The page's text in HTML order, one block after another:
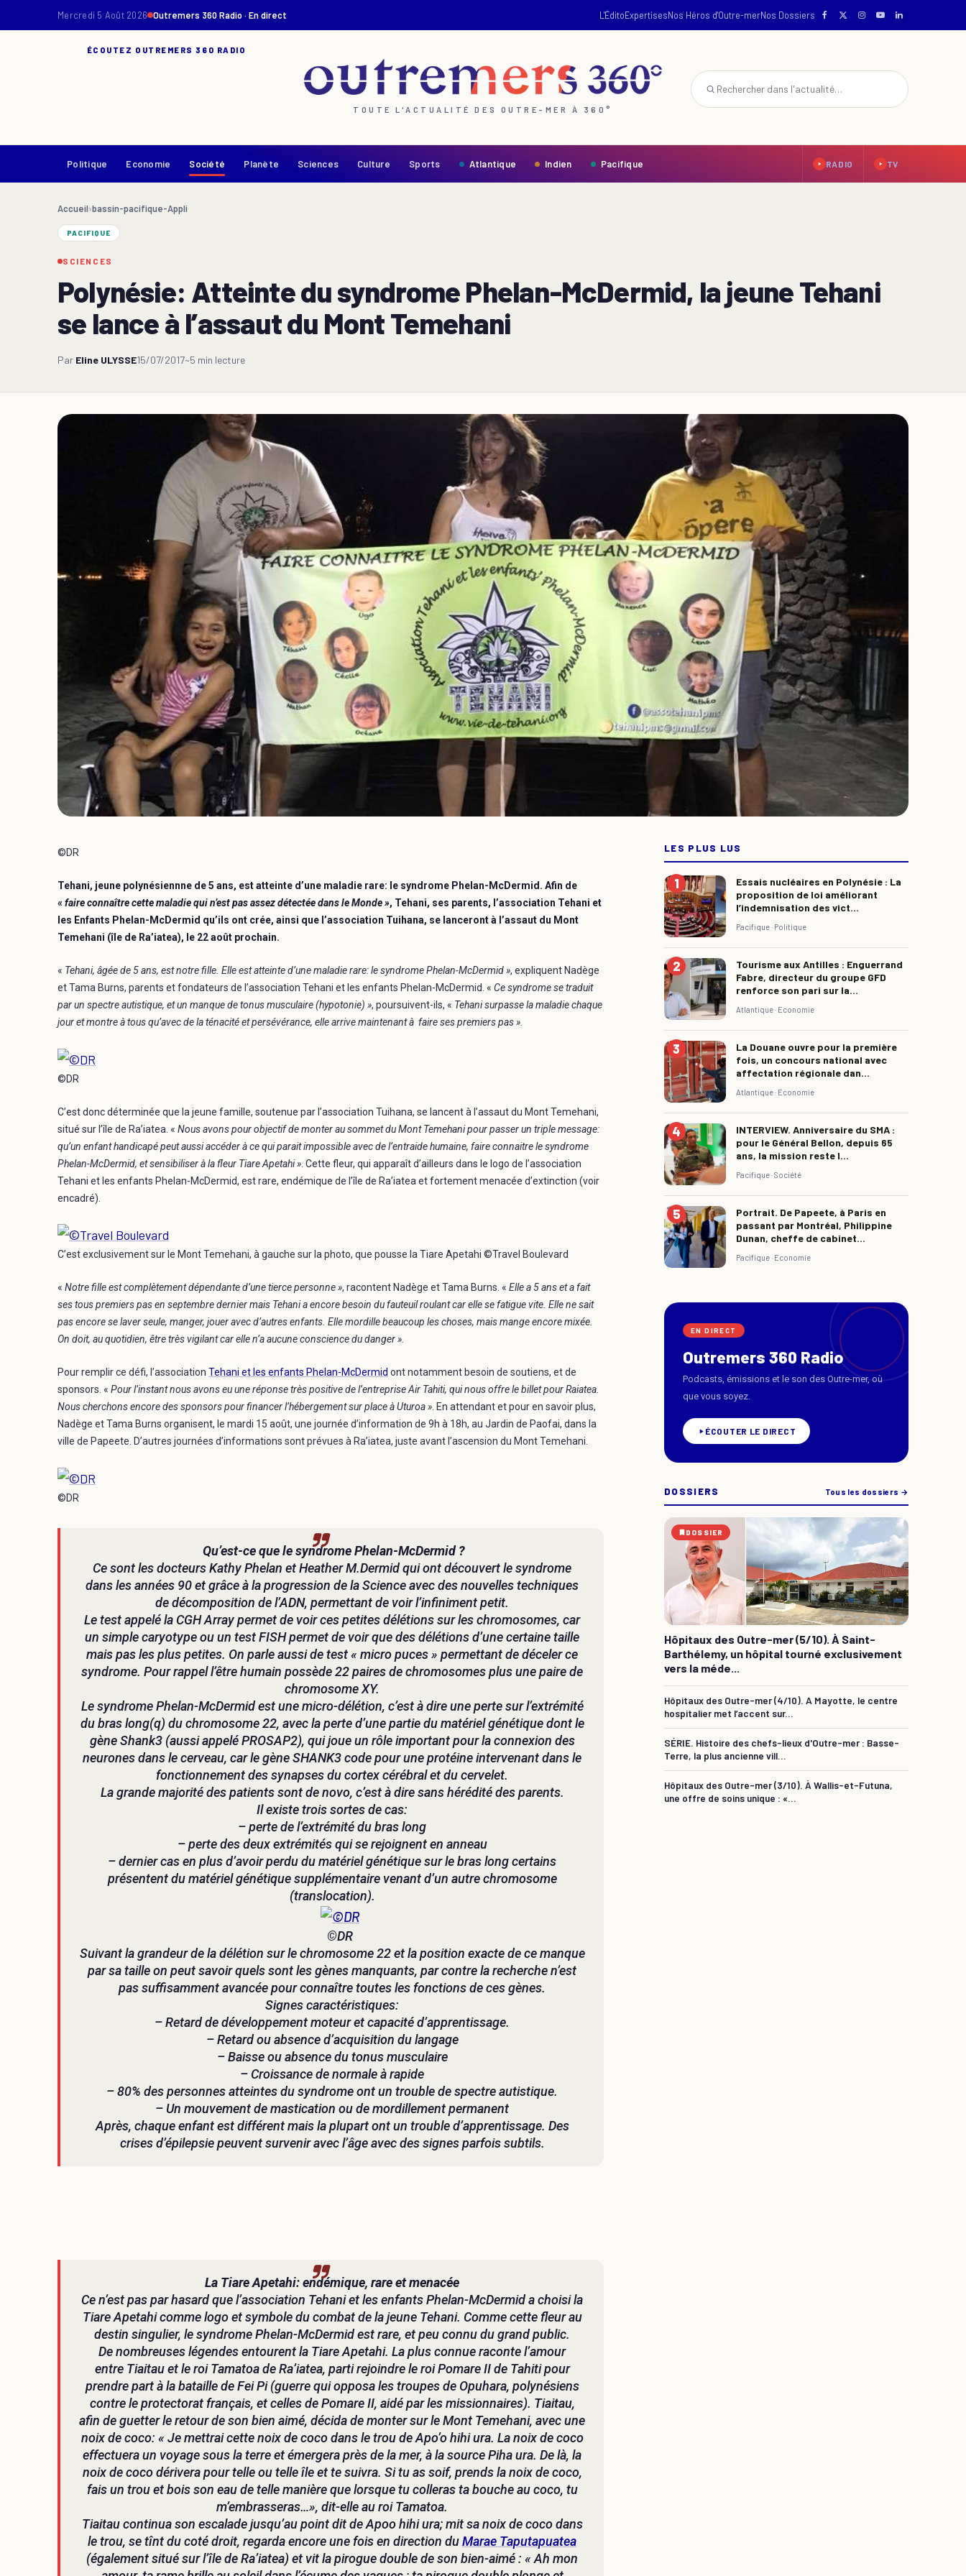
Mercredi 5 Août 2026 Outremers 360 Radio · En direct L'ÉditoExpertisesNos Héros d'Outre-merNos Dossiers
ÉCOUTEZ OUTREMERS 360 RADIO
TOUTE L'ACTUALITÉ DES OUTRE-MER À 360°
Politique Economie Société Planète Sciences Culture Sports Atlantique Indien Pacifique RADIO TV
Accueil›bassin-pacifique-Appli
PACIFIQUE
SCIENCES
Polynésie: Atteinte du syndrome Phelan-McDermid, la jeune Tehani
se lance à l’assaut du Mont Temehani
Par Eline ULYSSE15/07/2017~5 min lecture
©DR
Tehani, jeune polynésiennne de 5 ans, est atteinte d’une maladie rare: le syndrome Phelan-McDermid. Afin de
«faire connaître cette maladie qui n’est pas assez détectée dans le Monde », Tehani, ses parents, l’association Tehani et
les Enfants Phelan-McDermid qu’ils ont crée, ainsi que l’association Tuihana, se lanceront à l’assaut du Mont
Temehani (île de Ra’iatea), le 22 août prochain.
« Tehani, âgée de 5 ans, est notre fille. Elle est atteinte d’une maladie rare: le syndrome Phelan-McDermid », expliquent Nadège
et Tama Burns, parents et fondateurs de l’association Tehani et les enfants Phelan-McDermid. « Ce syndrome se traduit
par un spectre autistique, et un manque de tonus musculaire (hypotonie) », poursuivent-ils, « Tehani surpasse la maladie chaque
jour et montre à tous qu’avec de la ténacité et persévérance, elle arrive maintenant à faire ses premiers pas ».
©DR
C’est donc déterminée que la jeune famille, soutenue par l’association Tuihana, se lancent à l’assaut du Mont Temehani,
situé sur l’île de Ra’iatea. « Nous avons pour objectif de monter au sommet du Mont Temehani pour passer un triple message:
qu’un enfant handicapé peut aussi accéder à ce qui parait impossible avec de l’entraide humaine, faire connaitre le syndrome
Phelan-McDermid, et sensibiliser à la fleur Tiare Apetahi » . Cette fleur, qui apparaît d’ailleurs dans le logo de l’association
Tehani et les enfants Phelan-McDermid, est rare, endémique de l’île de Ra’iatea et fortement menacée d’extinction (voir
encadré).
C’est exclusivement sur le Mont Temehani, à gauche sur la photo, que pousse la Tiare Apetahi ©Travel Boulevard
« Notre fille est complètement dépendante d’une tierce personne », racontent Nadège et Tama Burns. « Elle a 5 ans et a fait
ses tous premiers pas en septembre dernier mais Tehani a encore besoin du fauteuil roulant car elle se fatigue vite. Elle ne sait
pas encore se laver seule, manger, jouer avec d’autres enfants. Elle mordille beaucoup les choses, mais mange encore mixée.
On doit, au quotidien, être très vigilant car elle n’a aucune conscience du danger ».
Pour remplir ce défi, l’association Tehani et les enfants Phelan-McDermid ont notamment besoin de soutiens, et de
sponsors. « Pour l’instant nous avons eu une réponse très positive de l’entreprise Air Tahiti, qui nous offre le billet pour Raiatea.
Nous cherchons encore des sponsors pour financer l’hébergement sur place à Uturoa » . En attendant et pour en savoir plus,
Nadège et Tama Burns organisent, le mardi 15 août, une journée d’information de 9h à 18h, au Jardin de Paofai, dans la
ville de Papeete. D’autres journées d’informations sont prévues à Ra’iatea, juste avant l’ascension du Mont Temehani.
©DR
Qu’est-ce que le syndrome Phelan-McDermid ?
Ce sont les docteurs Kathy Phelan et Heather M.Dermid qui ont découvert le syndrome
dans les années 90 et grâce à la progression de la Science avec des nouvelles techniques
de décomposition de l’ADN, permettant de voir l’infiniment petit.
Le test appelé la CGH Array permet de voir ces petites délétions sur les chromosomes, car
un simple caryotype ou un test FISH permet de voir que des délétions d’une certaine taille
mais pas les plus petites. On parle aussi de test « micro puces » permettant de déceler ce
syndrome. Pour rappel l’être humain possède 22 paires de chromosomes plus une paire de
chromosome XY.
Le syndrome Phelan-McDermid est une micro-délétion, c’est à dire une perte sur l’extrémité
du bras long(q) du chromosome 22, avec la perte d’une partie du matériel génétique dont le
gène Shank3 (aussi appelé PROSAP2), qui joue un rôle important pour la connexion des
neurones dans le cerveau, car le gène SHANK3 code pour une protéine intervenant dans le
fonctionnement des synapses du cortex cérébral et du cervelet.
La grande majorité des patients sont de novo, c’est à dire sans hérédité des parents.
Il existe trois sortes de cas:
– perte de l’extrémité du bras long
– perte des deux extrémités qui se rejoignent en anneau
– dernier cas en plus d’avoir perdu du matériel génétique sur le bras long certains
présentent du matériel génétique supplémentaire venant d’un autre chromosome
(translocation).
©DR
Suivant la grandeur de la délétion sur le chromosome 22 et la position exacte de ce manque
par sa taille on peut savoir quels sont les gènes manquants, par contre la recherche n’est
pas suffisamment avancée pour connaître toutes les fonctions de ces gènes.
Signes caractéristiques:
– Retard de développement moteur et capacité d’apprentissage.
– Retard ou absence d’acquisition du langage
– Baisse ou absence du tonus musculaire
– Croissance de normale à rapide
– 80% des personnes atteintes du syndrome ont un trouble de spectre autistique.
– Un mouvement de mastication ou de mordillement permanent
Après, chaque enfant est différent mais la plupart ont un trouble d’apprentissage. Des
crises d’épilepsie peuvent survenir avec l’âge avec des signes parfois subtils.
La Tiare Apetahi: endémique, rare et menacée
Ce n’est pas par hasard que l’association Tehani et les enfants Phelan-McDermid a choisi la
Tiare Apetahi comme logo et symbole du combat de la jeune Tehani. Comme cette fleur au
destin singulier, le syndrome Phelan-McDermid est rare, et peu connu du grand public.
De nombreuses légendes entourent la Tiare Apetahi. La plus connue raconte l’amour
entre Tiaitau et le roi Tamatoa de Ra’iatea, parti rejoindre le roi Pomare II de Tahiti pour
prendre part à la bataille de Fei Pi (guerre qui opposa les troupes de Opuhara, polynésiens
contre le protectorat français, et celles de Pomare II, aidé par les missionnaires). Tiaitau,
afin de guetter le retour de son bien aimé, décida de monter sur le Mont Temehani, avec une
noix de coco: « Je mettrai cette noix de coco dans le trou de Apo’o hihi ura. La noix de coco
effectuera un voyage sous la terre et émergera près de la mer, à la source Piha ura. De là, la
noix de coco dérivera pour telle ou telle île et te suivra. Si tu as soif, prends la noix de coco,
fais un trou et bois son eau de telle manière que lorsque tu colleras ta bouche au coco, tu
m’embrasseras…», dit-elle au roi Tamatoa.
Tiaitau continua son escalade jusqu’au point dit de Apoo hihi ura; mit sa noix de coco dans
le trou, se tînt du coté droit, regarda encore une fois en direction duMarae Taputapuatea
(également situé sur l’île de Ra’iatea) et vit la pirogue double de son bien-aimé : « Ah mon
LES PLUS LUS
Essais nucléaires en Polynésie : La
proposition de loi améliorant
l’indemnisation des vict...
Pacifique · Politique
Tourisme aux Antilles : Enguerrand
Fabre, directeur du groupe GFD
renforce son pari sur la...
Atlantique · Economie
La Douane ouvre pour la première
fois, un concours national avec
affectation régionale dan...
Atlantique · Economie
INTERVIEW. Anniversaire du SMA :
pour le Général Bellon, depuis 65
ans, la mission reste l...
Pacifique ·Société
Portrait. De Papeete, à Paris en
passant par Montréal, Philippine
Dunan, cheffe de cabinet...
Pacifique · Economie
EN DIRECT
Outremers 360 Radio
Podcasts, émissions et le son des Outre-mer, où
que vous soyez.
ÉCOUTER LE DIRECT
DOSSIERS Tous les dossiers →
DOSSIER
Hôpitaux des Outre-mer (5/10). À Saint-
Barthélemy, un hôpital tourné exclusivement
vers la méde...
Hôpitaux des Outre-mer (4/10). A Mayotte, le centre
hospitalier met l’accent sur...
SÉRIE. Histoire des chefs-lieux d'Outre-mer : Basse-
Terre, la plus ancienne vill...
Hôpitaux des Outre-mer (3/10). À Wallis-et-Futuna,
une offre de soins unique : «...